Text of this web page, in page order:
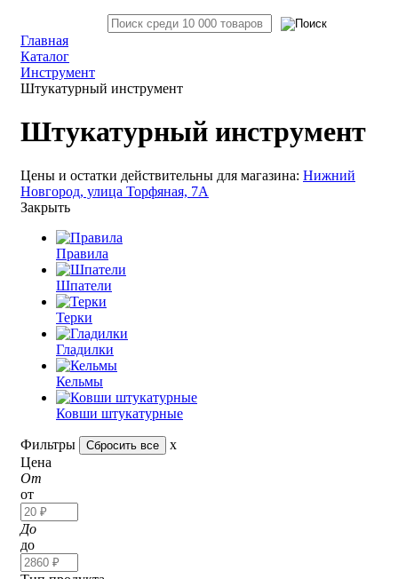
Главная
Каталог
Инструмент
Штукатурный инструмент
Штукатурный инструмент
Цены и остатки действительны для магазина: Нижний
Новгород, улица Торфяная, 7А
Закрыть
Правила
Шпатели
Терки
Гладилки
Кельмы
Ковши штукатурные
Фильтры
x
Цена
От
от
До
до